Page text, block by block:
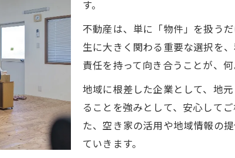
す。
不動産は、単に「物件」を扱う
生に大きく関わる重要な選択を
責任を持って向き合うことが、
地域に根差した企業として、地
ることを強みとして、安心して
た、空き家の活用や地域情報の
ていきます。